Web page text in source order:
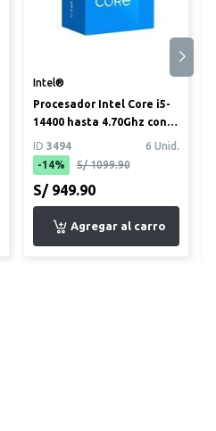
Intel®
Procesador Intel Core i5-
14400 hasta 4.70Ghz con
gráficos integrados
ID 3494
6 Unid.
-14%
S/ 1099.90
S/ 949.90